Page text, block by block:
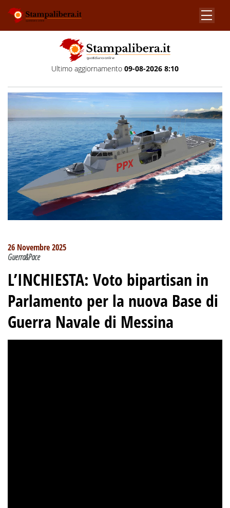
Ultimo aggiornamento 09-08-2026 8:10
26 Novembre 2025
Guerra&Pace
L’INCHIESTA: Voto bipartisan in
Parlamento per la nuova Base di
Guerra Navale di Messina